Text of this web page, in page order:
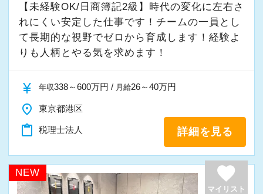
【未経験OK/日商簿記2級】時代の変化に左右さ
れにくい安定した仕事です！チームの一員とし
て⻑期的な視野でゼロから育成します！経験よ
りも人柄とやる気を求めます！
currency_yen 年収338～600万円 / 月給26～40万円
place 東京都港区
content_paste 税理士法人 詳細を見る
NEW favorite
マイリスト